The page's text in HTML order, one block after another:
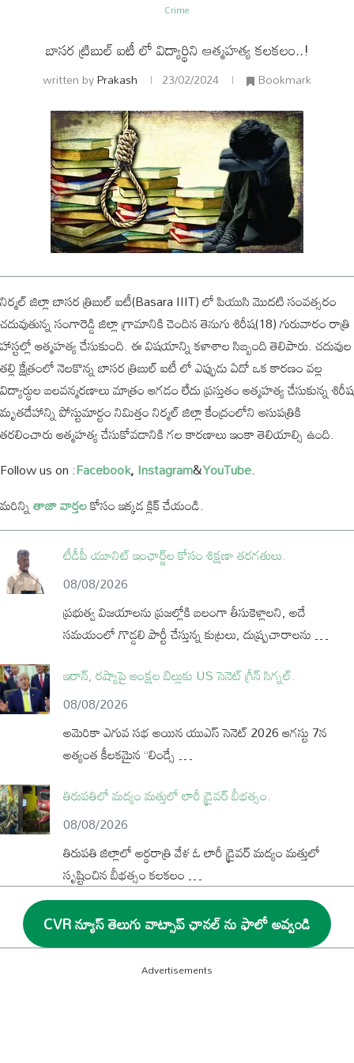
Crime
బాసర ట్రిబుల్ ఐటీ లో విద్యార్థిని ఆత్మహత్య కలకలం..!
written byPrakash 23/02/2024 Bookmark
నిర్మల్ జిల్లా బాసర త్రిబుల్ ఐటీ(Basara IIIT) లో పియుసి మొదటి సంవత్సరం
చదువుతున్న సంగారెడ్డి జిల్లా గ్రామానికి చెందిన తెనుగు శిరీష(18) గురువారం రాత్రి
హాస్టల్లో ఆత్మహత్య చేసుకుంది. ఈ విషయాన్ని కళాశాల సిబ్బంది తెలిపారు. చదువుల
తల్లి క్షేత్రంలో నెలకొన్న బాసర త్రిబుల్ ఐటీ లో ఎప్పుడు ఏదో ఒక కారణం వల్ల
విద్యార్థుల బలవన్మరణాలు మాత్రం ఆగడం లేదు ప్రస్తుతం ఆత్మహత్య చేసుకున్న శిరీష
మృతదేహాన్ని పోస్టుమార్టం నిమిత్తం నిర్మల్ జిల్లా కేంద్రంలోని ఆసుపత్రికి
తరలించారు ఆత్మహత్య చేసుకోవడానికి గల కారణాలు ఇంకా తెలియాల్సి ఉంది.
Follow us on :Facebook,Instagram&YouTube.
మరిన్నితాజా వార్తలకోసం ఇక్కడ క్లిక్ చేయండి.
టీడీపీ యూనిట్ ఇంఛార్జ్‌ల కోసం శిక్షణా తరగతులు.
08/08/2026
ప్రభుత్వ విజయాలను ప్రజల్లోకి బలంగా తీసుకెళ్లాలని, అదే
సమయంలో గొడ్డలి పార్టీ చేస్తున్న కుట్రలు, దుష్ప్రచారాలను …
ఇరాన్, రష్యాపై ఆంక్షల బిల్లుకు US సెనెట్ గ్రీన్ సిగ్నల్.
08/08/2026
అమెరికా ఎగువ సభ అయిన యుఎస్ సెనెట్ 2026 ఆగస్టు 7న
అత్యంత కీలకమైన “లిండ్సే …
తిరుపతిలో మద్యం మత్తులో లారీ డ్రైవర్ బీభత్సం.
08/08/2026
తిరుపతి జిల్లాలో అర్ధరాత్రి వేళ ఓ లారీ డ్రైవర్ మద్యం మత్తులో
సృష్టించిన బీభత్సం కలకలం …
CVR న్యూస్ తెలుగు వాట్సాప్ ఛానల్ ను ఫాలో అవ్వండి
Advertisements